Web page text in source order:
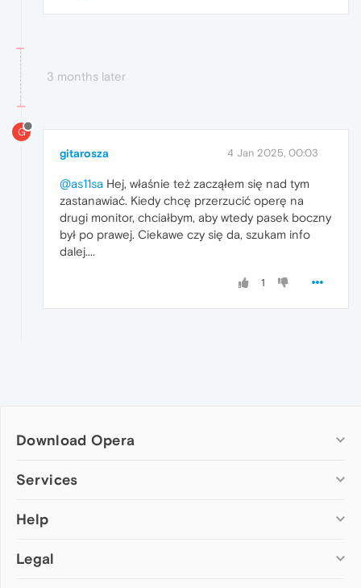
3 months later
G
gitarosza 4 Jan 2025, 00:03
@as11sa Hej, właśnie też zacząłem się nad tym
zastanawiać. Kiedy chcę przerzucić operę na
drugi monitor, chciałbym, aby wtedy pasek boczny
był po prawej. Ciekawe czy się da, szukam info
dalej....
1
Download Opera
Computer browsers
Opera for Mac
Opera beta version
Services
Add-ons
Wallpapers
Help
Help & support
Legal